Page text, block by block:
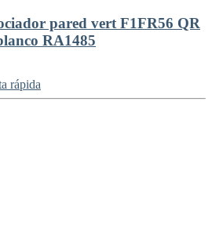
pared vert F1FR56 QR
RA1485
rápida